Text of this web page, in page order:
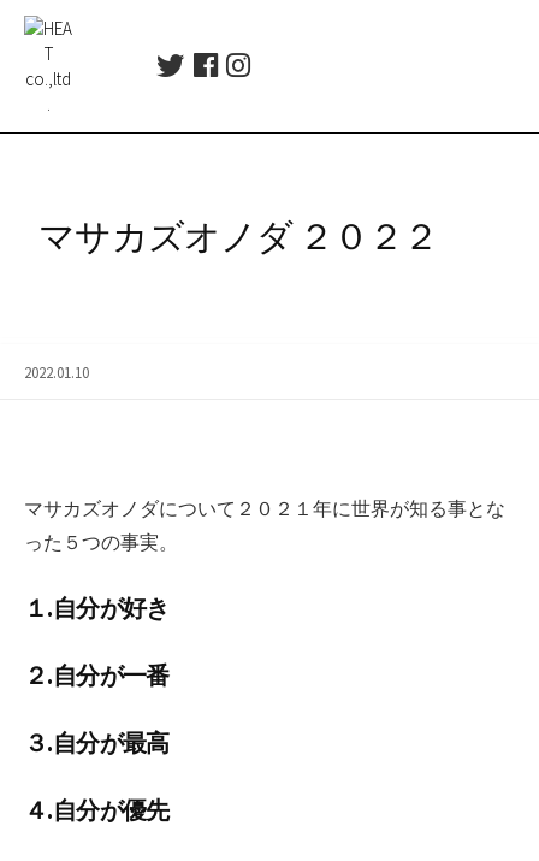
ツ
t
e
t
a
マサカズオノダ ２０２２
2022.01.10
マサカズオノダについて２０２１年に世界が知る事とな
った５つの事実。
１.自分が好き
２.自分が一番
３.自分が最高
４.自分が優先